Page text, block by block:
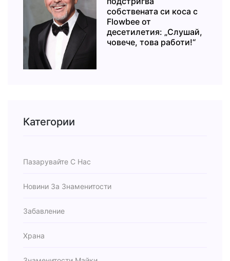
собствената си коса с
Flowbee от
десетилетия: „Слушай,
човече, това работи!“
Категории
Пазарувайте С Нас
Новини За Знаменитости
Забавление
Храна